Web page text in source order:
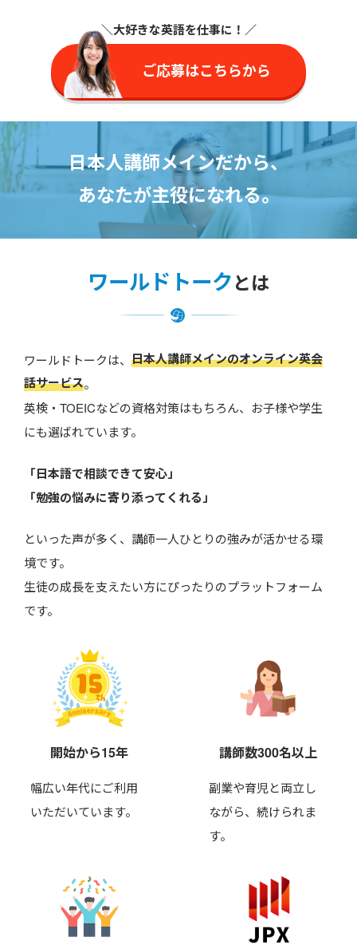
＼大好きな英語を仕事に ！／
ご応募はこちらから
日本人講師メインだから、
あなたが主役になれる。
ワールドトークとは
ワールドトークは、 日本人講師メインのオンライン英会
話サービス。
英検・TOEICなどの資格対策はもちろん、お子様や学生
にも選ばれています。
「日本語で相談できて安心」
「勉強の悩みに寄り添ってくれる」
といった声が多く、講師一人ひとりの強みが活かせる環
境です。
生徒の成長を支えたい方にぴったりのプラットフォーム
です。
開始から15年
幅広い年代にご利用
いただいています。
講師数300名以上
副業や育児と両立し
ながら、 続けられま
す。